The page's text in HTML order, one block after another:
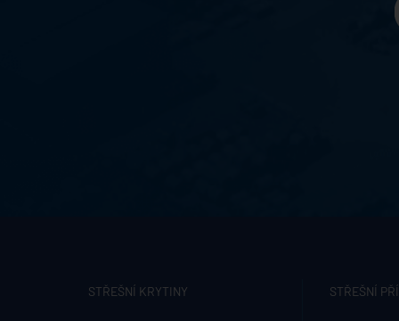
STŘEŠNÍ KRYTINY STŘEŠNÍ